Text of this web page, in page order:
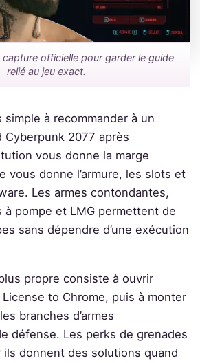
officielle pour garder le guide
relié au jeu exact.
à recommander à un
Cyberpunk 2077 après
vous donne la marge
vous donne l’armure, les slots et
Les armes contondantes,
à pompe et LMG permettent de
sans dépendre d’une exécution
propre consiste à ouvrir
License to Chrome, puis à monter
branches d’armes
défense. Les perks de grenades
donnent des solutions quand